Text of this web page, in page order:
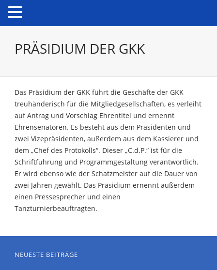
PRÄSIDIUM DER GKK
Das Präsidium der GKK führt die Geschäfte der GKK
treuhänderisch für die Mitgliedgesellschaften, es verleiht
auf Antrag und Vorschlag Ehrentitel und ernennt
Ehrensenatoren. Es besteht aus dem Präsidenten und
zwei Vizepräsidenten, außerdem aus dem Kassierer und
dem „Chef des Protokolls“. Dieser „C.d.P.“ ist für die
Schriftführung und Programmgestaltung verantwortlich.
Er wird ebenso wie der Schatzmeister auf die Dauer von
zwei Jahren gewählt. Das Präsidium ernennt außerdem
einen Pressesprecher und einen
Tanzturnierbeauftragten.
NEUESTE BEITRÄGE